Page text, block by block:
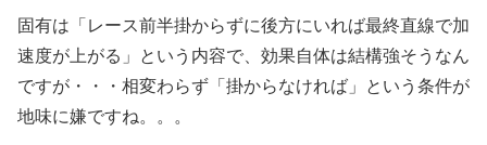
固有は「レース前半掛からずに後方にいれば最終直線で加
速度が上がる」という内容で、効果自体は結構強そうなん
ですが・・・相変わらず「掛からなければ」という条件が
地味に嫌ですね。。。